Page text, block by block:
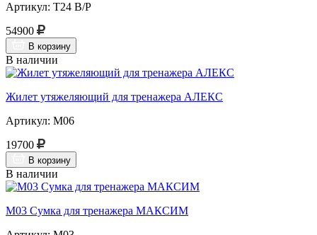
Артикул: Т24 В/Р
54900
В корзину
В наличии
Жилет утяжеляющий для тренажера АЛЕКС
Артикул: М06
19700
В корзину
В наличии
М03 Сумка для тренажера МАКСИМ